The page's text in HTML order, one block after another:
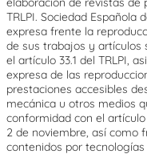
TRLPI. Sociedad Española
expresa frente la
de sus trabajos y artículos
el artículo 33.1 del TRLPI,
expresa de las
prestaciones accesibles
mecánica u otros medios
conformidad con el
2 de noviembre, así como
contenidos por